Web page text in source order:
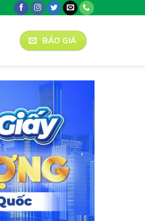
BÁO GIÁ